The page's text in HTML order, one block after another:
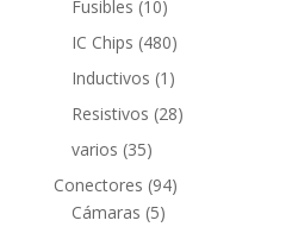
Fusibles 1010
productos
IC Chips 480480
productos
Inductivos 1 1
producto
Resistivos 2828
varios 3535
productos
Conectores 9494
Cámaras 55